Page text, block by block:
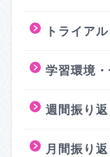
トライアル
学習環境
週間振り返
月間振り返